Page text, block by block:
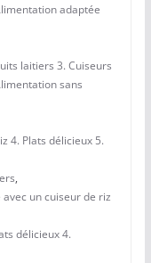
adaptée
laitiers 3. Cuiseurs
sans
4. Plats délicieux 5.
,
un cuiseur de riz
délicieux 4.